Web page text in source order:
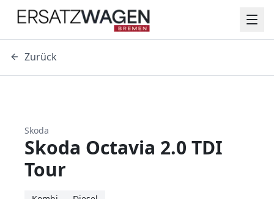
Zurück
Skoda
Skoda Octavia 2.0 TDI
Tour